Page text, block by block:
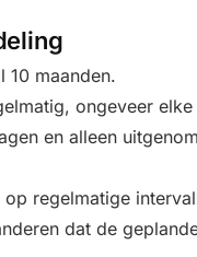
10 maanden.
ongeveer
en alleen
regelmatige
dat de